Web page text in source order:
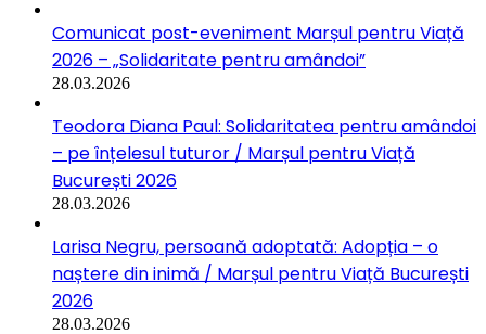
Comunicat post-eveniment Marșul pentru Viață
2026 – „Solidaritate pentru amândoi”
28.03.2026
Teodora Diana Paul: Solidaritatea pentru amândoi
– pe înțelesul tuturor / Marșul pentru Viață
București 2026
28.03.2026
Larisa Negru, persoană adoptată: Adopția – o
naștere din inimă / Marșul pentru Viață București
2026
28.03.2026